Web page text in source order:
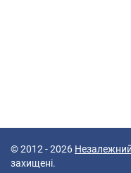
© 2012 - 2026
захищені.